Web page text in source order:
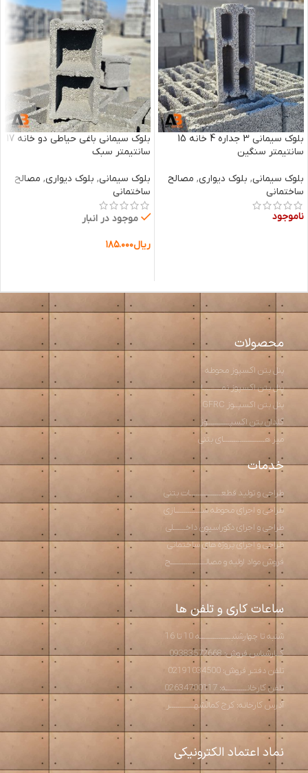
بلوک سیمانی 3 جداره 4 خانه 15
سانتیمتر سنگین
بلوک سیمانی, بلوک دیواری, مصالح
ساختمانی
ناموجود
بلوک سیمانی باغی حیاطی دو خانه 17
سانتیمتر سبک
بلوک سیمانی, بلوک دیواری, مصالح
ساختمانی
موجود در انبار
ریال۱۸۵.۰۰۰
محصولات
پنل بتن اکسپوز محوطه
پنل بتن اکسپوز نمـــــــــا
پنل بتن اکسپــوز GFRC
گلدان بتن اکسپـــــــــــوز
میز هــــــــــــــــــــای بتنی
خدمات
طراحی و تولید قطعـــــــــــــــات بتنی
طراحی و اجرای محوطه ســـــــــــــازی
طراحی و اجرای دکوراسیون داخــــــلی
طراحی و اجرای پروژه های ساختمانی
فروش مواد اولیه و مصالـــــــــــــــــح
ساعات کاری و تلفن ها
شنبه تا چهارشنبـــــــــــــــه 10 تا 16
کــارشناس فروش: 09383572668
تلفن دفتـر فروش: 02191034500
تلفن کارخانــــــــــه: 02634700117
آدرس کارخانه: کرج کمالشهــــــــــــر
نماد اعتماد الکترونیکی